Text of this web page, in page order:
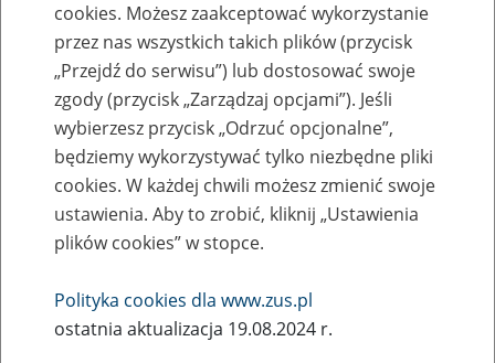
Szkolenia
Zaproś ZUS do siebie - zakładanie profili
eZUS w siedzibie Twojej firmy
Rodzaj wydarzenia
Szkolenia
cookies. Możesz zaakceptować wykorzystanie
przez nas wszystkich takich plików (przycisk
„Przejdź do serwisu”) lub dostosować swoje
zgody (przycisk „Zarządzaj opcjami”). Jeśli
wybierzesz przycisk „Odrzuć opcjonalne”,
będziemy wykorzystywać tylko niezbędne pliki
cookies. W każdej chwili możesz zmienić swoje
ustawienia. Aby to zrobić, kliknij „Ustawienia
plików cookies” w stopce.
Polityka cookies dla www.zus.pl
ostatnia aktualizacja 19.08.2024 r.